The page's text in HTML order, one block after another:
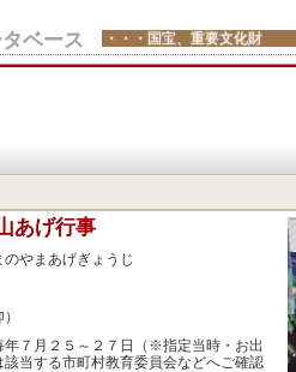
ベース ・・・国宝
あげ行事
のやまあげぎょうじ
年７月２５～２７日（※指定当時・お出
該当する市町村教育委員会などへご確認